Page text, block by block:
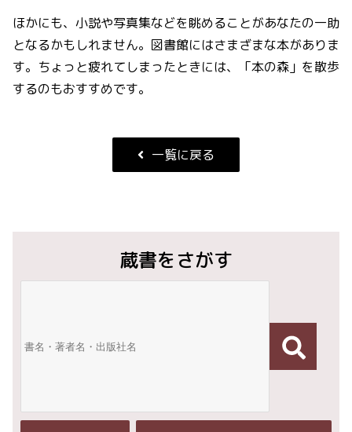
ほかにも、小説や写真集などを眺めることがあなたの一助
となるかもしれません。図書館にはさまざまな本がありま
す。ちょっと疲れてしまったときには、「本の森」を散歩
するのもおすすめです。
一覧に戻る
蔵書をさがす